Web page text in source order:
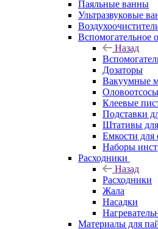
Паяльные ванны
Ультразвуковые
Вспомогательное
Назад
Дозаторы
Вакуумные
Оловоотсосы
Клеевые
Подставки
Штативы
Емкости для
Наборы
Расходники
Назад
Расходники
Жала
Насадки
Материалы для